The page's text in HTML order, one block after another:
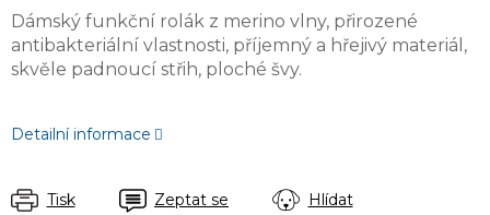
Dámský funkční rolák z merino vlny, přirozené
antibakteriální vlastnosti, příjemný a hřejivý materiál,
skvěle padnoucí střih, ploché švy.
Detailní informace
Tisk Zeptat se Hlídat